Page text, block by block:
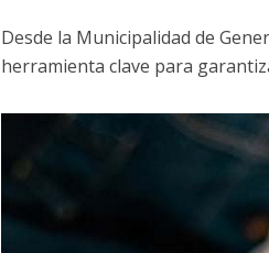
Desde la Municipalidad de
herramienta clave para